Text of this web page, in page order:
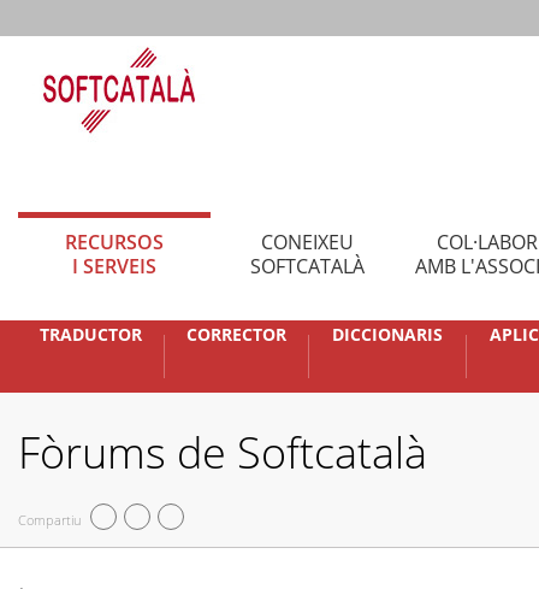
RECURSOS
I SERVEIS
CONEIXEU
SOFTCATALÀ
AMB
TRADUCTOR CORRECTOR DICCIONARIS
Fòrums de Softcatalà
Compartiu